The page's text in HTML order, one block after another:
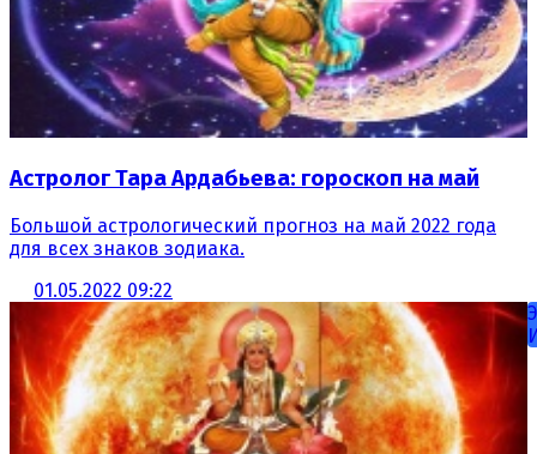
Астролог Тара Ардабьева: гороскоп на май
Большой астрологический прогноз на май 2022 года
для всех знаков зодиака.
01.05.2022 09:22